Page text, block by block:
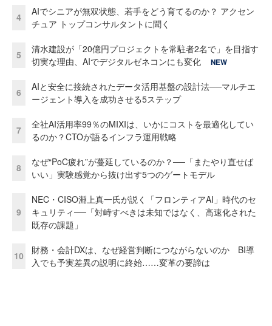
4
AIでシニアが無双状態、若手をどう育てるのか？ アクセン
チュア トップコンサルタントに聞く
5
清水建設が「20億円プロジェクトを常駐者2名で」を目指す
切実な理由、AIでデジタルゼネコンにも変化
NEW
6
AIと安全に接続されたデータ活用基盤の設計法──マルチエ
ージェント導入を成功させる5ステップ
7
全社AI活用率99％のMIXIは、いかにコストを最適化してい
るのか？CTOが語るインフラ運用戦略
8
なぜ“PoC疲れ”が蔓延しているのか？──「またやり直せば
いい」実験感覚から抜け出す5つのゲートモデル
9
NEC・CISO淵上真一氏が説く「フロンティアAI」時代のセ
キュリティ──「対峙すべきは未知ではなく、高速化された
既存の課題」
10
財務・会計DXは、なぜ経営判断につながらないのか BI導
入でも予実差異の説明に終始……変革の要諦は